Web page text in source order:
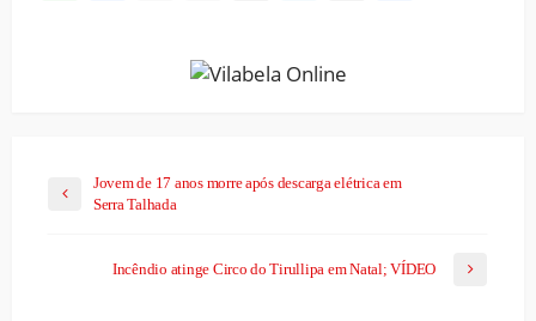
Jovem de 17 anos morre após descarga elétrica em
Serra Talhada
Incêndio atinge Circo do Tirullipa em Natal; VÍDEO